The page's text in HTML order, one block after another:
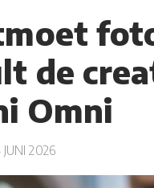
de
Omni
2026